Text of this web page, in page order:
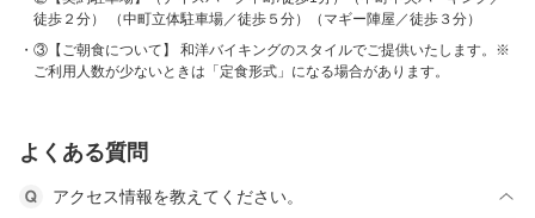
徒歩２分） （中町立体駐車場／徒歩５分）（マギー陣屋／徒歩３分）
③【ご朝食について】 和洋バイキングのスタイルでご提供いたします。※
ご利用人数が少ないときは「定食形式」になる場合があります。
よくある質問
アクセス情報を教えてください。